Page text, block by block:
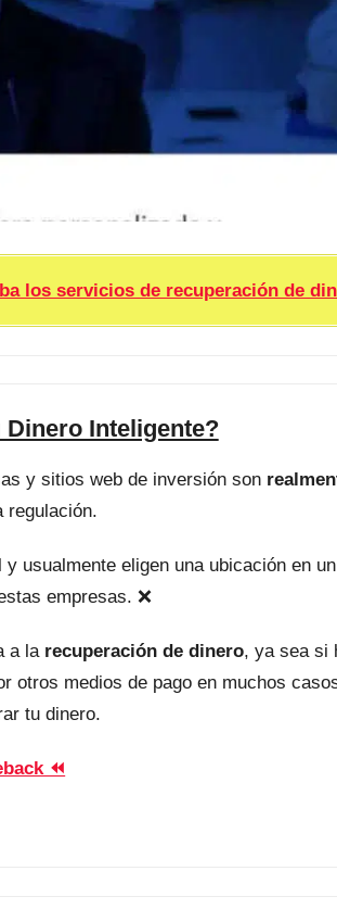
los servicios de recuperación de
Dinero Inteligente?
y sitios web de inversión son
regulación.
usualmente eligen una ubicación en
empresas. ❌
a la recuperación de dinero, ya sea si
otros medios de pago en muchos
tu dinero.
⏪